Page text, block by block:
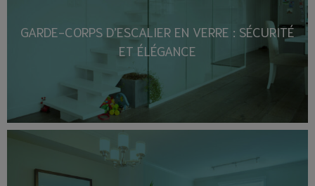
GARDE-CORPS D’ESCALIER EN VERRE : SÉCURITÉ
ET ÉLÉGANCE